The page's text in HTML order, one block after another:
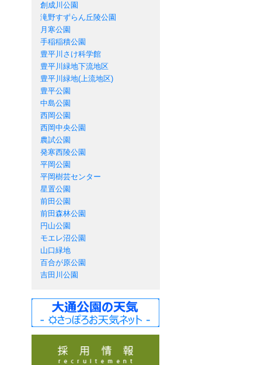
創成川公園
滝野すずらん丘陵公園
月寒公園
手稲稲積公園
豊平川さけ科学館
豊平川緑地下流地区
豊平川緑地(上流地区)
豊平公園
中島公園
西岡公園
西岡中央公園
農試公園
発寒西陵公園
平岡公園
平岡樹芸センター
星置公園
前田公園
前田森林公園
円山公園
モエレ沼公園
山口緑地
百合が原公園
吉田川公園